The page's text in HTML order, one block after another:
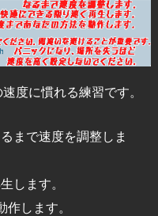
度に慣れる練習です。
まで速度を調整しま
します。
します。